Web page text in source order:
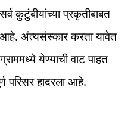
कुटुंबीयांच्या प्रकृतीबाबत
आहे. अंत्यसंस्कार करता यावेत
येण्याची वाट पाहत
परिसर हादरला आहे.